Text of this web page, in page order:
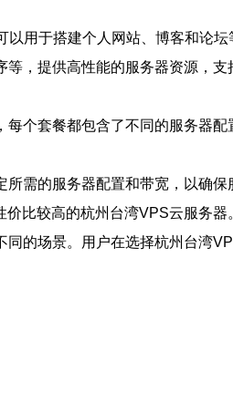
用于搭建个人网站、博客和论
，提供高性能的服务器资源，
个套餐都包含了不同的服务器
需的服务器配置和带宽，以确
比较高的杭州台湾VPS云服务器
的场景。用户在选择杭州台湾